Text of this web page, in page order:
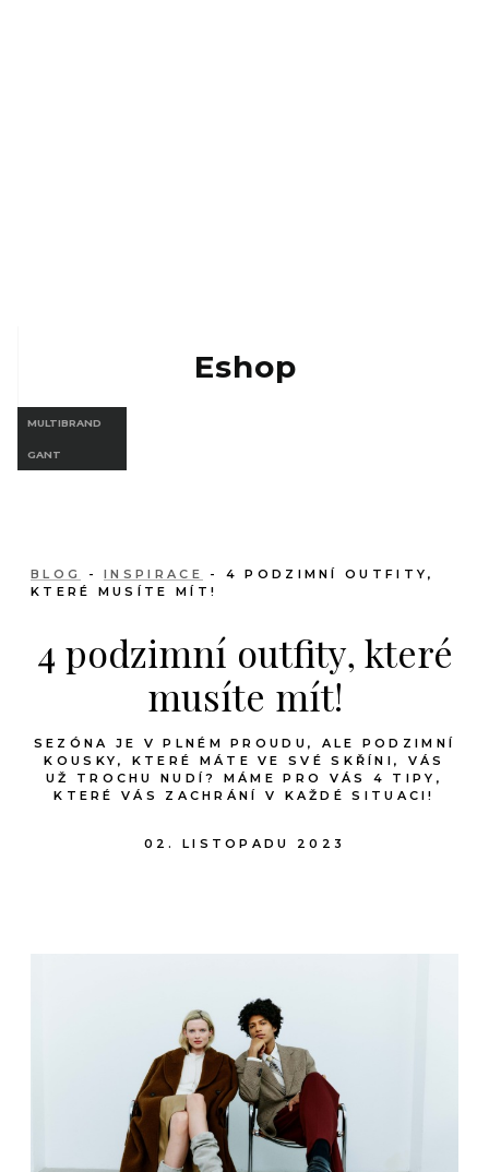
Eshop
MULTIBRAND
GANT
BLOG -INSPIRACE
- 4 PODZIMNÍ OUTFITY,
KTERÉ MUSÍTE MÍT!
4 podzimní outfity, které
musíte mít!
SEZÓNA JE V PLNÉM PROUDU, ALE PODZIMNÍ
KOUSKY, KTERÉ MÁTE VE SVÉ SKŘÍNI, VÁS
UŽ TROCHU NUDÍ? MÁME PRO VÁS 4 TIPY,
KTERÉ VÁS ZACHRÁNÍ V KAŽDÉ SITUACI!
02. LISTOPADU 2023